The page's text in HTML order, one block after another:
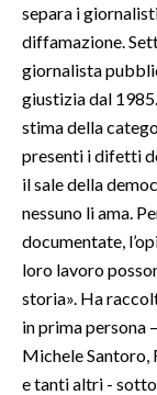
ANNUNCI
SPIAGGE
STORE
separa i
diffamazione.
giornalista
giustizia dal
stima della
presenti i difetti
il sale della
nessuno li ama.
documentate,
loro lavoro
storia». Ha
in prima persona
Michele Santoro,
e tanti altri - sotto